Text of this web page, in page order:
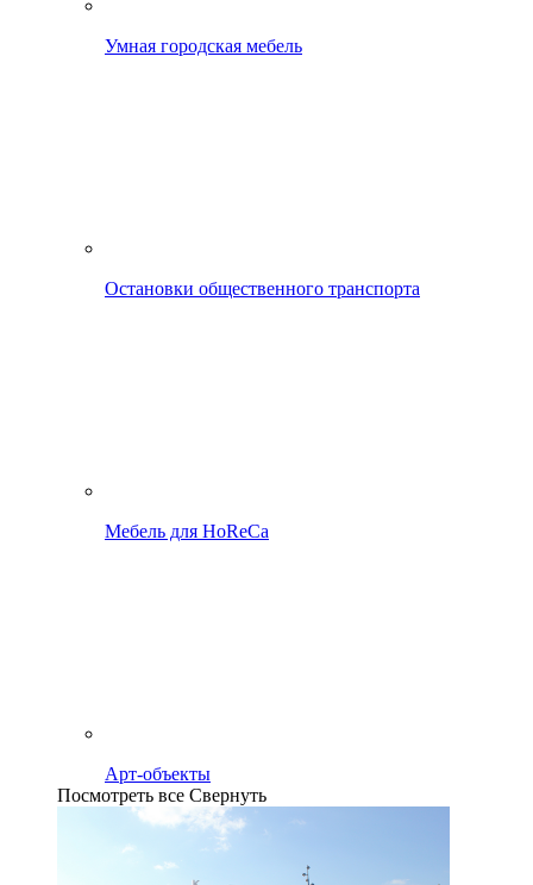
Умная городская мебель
Остановки общественного транспорта
Мебель для HoReCa
Арт-объекты
Посмотреть все Свернуть